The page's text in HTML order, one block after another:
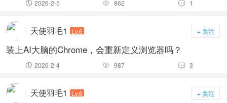
 2026-2-5  862  1
天使羽毛1 Lv.6 + 关注
装上AI大脑的Chrome，会重新定义浏览器吗？
 2026-2-4  987  3
天使羽毛1 Lv.6 + 关注